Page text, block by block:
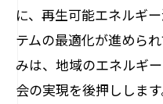
に、再生可能エネルギ
テムの最適化が進めら
みは、地域のエネルギ
会の実現を後押ししま